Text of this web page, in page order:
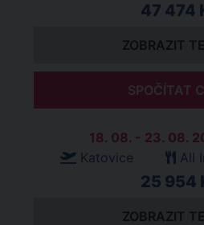
47 474
ZOBRAZIT
SPOČÍTAT
18. 08. - 23. 08.
Katovice
All
25 954
ZOBRAZIT